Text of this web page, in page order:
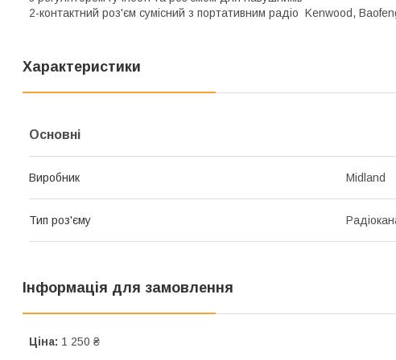
2-контактний роз'єм сумісний з портативним радіо Kenwood,
Характеристики
Основні
Виробник Midland
Тип роз'єму
Інформація для замовлення
Ціна: 1 250 ₴